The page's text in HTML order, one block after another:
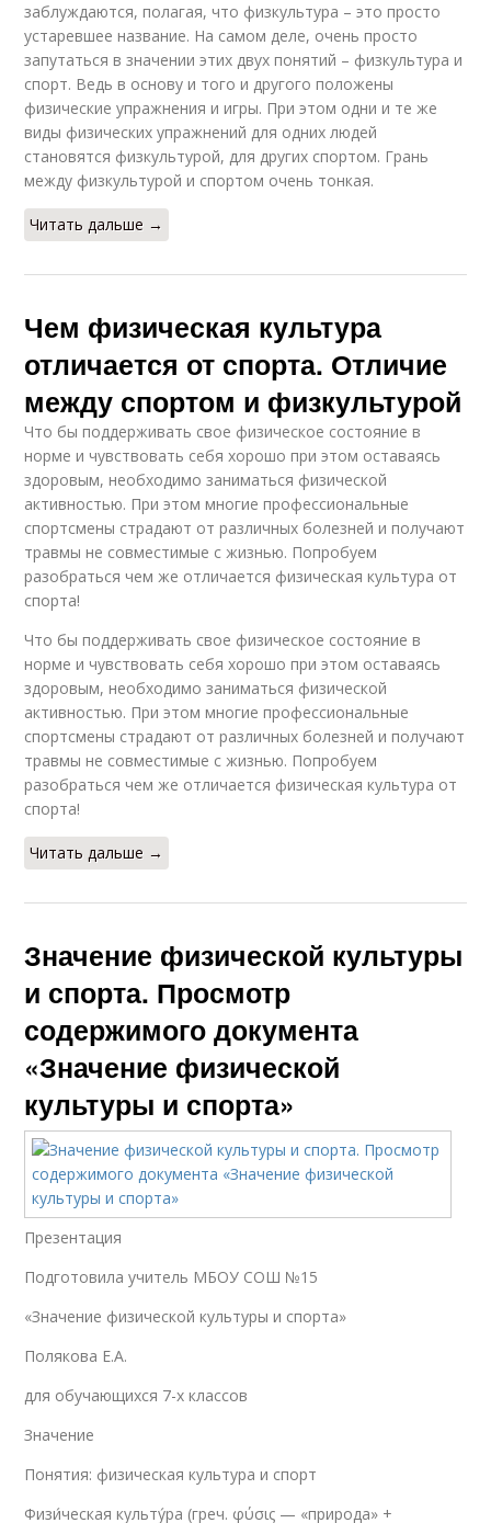
заблуждаются, полагая, что физкультура – это просто
устаревшее название. На самом деле, очень просто
запутаться в значении этих двух понятий – физкультура и
спорт. Ведь в основу и того и другого положены
физические упражнения и игры. При этом одни и те же
виды физических упражнений для одних людей
становятся физкультурой, для других спортом. Грань
между физкультурой и спортом очень тонкая.
Читать дальше →
Чем физическая культура
отличается от спорта. Отличие
между спортом и физкультурой
Что бы поддерживать свое физическое состояние в
норме и чувствовать себя хорошо при этом оставаясь
здоровым, необходимо заниматься физической
активностью. При этом многие профессиональные
спортсмены страдают от различных болезней и получают
травмы не совместимые с жизнью. Попробуем
разобраться чем же отличается физическая культура от
спорта!
Что бы поддерживать свое физическое состояние в
норме и чувствовать себя хорошо при этом оставаясь
здоровым, необходимо заниматься физической
активностью. При этом многие профессиональные
спортсмены страдают от различных болезней и получают
травмы не совместимые с жизнью. Попробуем
разобраться чем же отличается физическая культура от
спорта!
Читать дальше →
Значение физической культуры
и спорта. Просмотр
содержимого документа
«Значение физической
культуры и спорта»
Презентация
Подготовила учитель МБОУ СОШ №15
«Значение физической культуры и спорта»
Полякова Е.А.
для обучающихся 7-х классов
Значение
Понятия: физическая культура и спорт
Физи́ческая культу́ра (греч. φύσις — «природа» +